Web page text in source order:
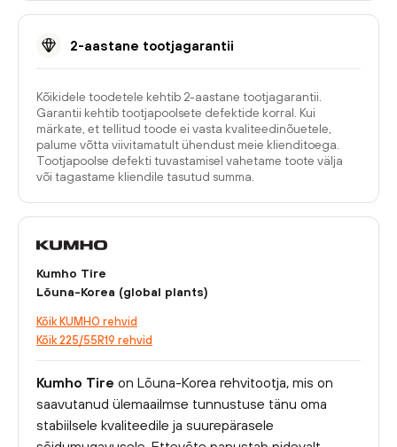
2-aastane tootjagarantii
Kõikidele toodetele kehtib 2-aastane tootjagarantii.
Garantii kehtib tootjapoolsete defektide korral. Kui
märkate, et tellitud toode ei vasta kvaliteedinõuetele,
palume võtta viivitamatult ühendust meie klienditoega.
Tootjapoolse defekti tuvastamisel vahetame toote välja
või tagastame kliendile tasutud summa.
Kumho Tire
Lõuna-Korea (global plants)
Kõik KUMHO rehvid
Kõik 225/55R19 rehvid
Kumho Tire on Lõuna-Korea rehvitootja, mis on
saavutanud ülemaailmse tunnustuse tänu oma
stabiilsele kvaliteedile ja suurepärasele